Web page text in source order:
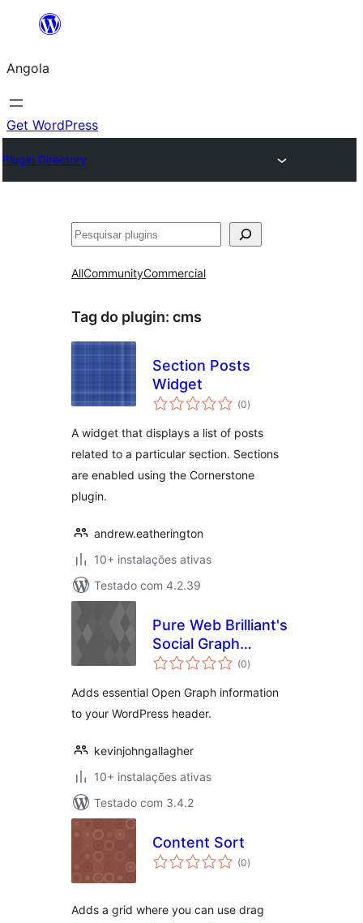
Saltar
o
conteúdo
Angola
Get WordPress
Plugin Directory
Pesquisar
AllCommunityCommercial
Tag do plugin: cms
Section Posts
Widget
(0avaliações
totais
)
A widget that displays a list of posts
related to a particular section. Sections
are enabled using the Cornerstone
plugin.
andrew.eatherington
10+ instalações ativas
Testado com 4.2.39
Pure Web Brilliant's
Social Graph
Control
(0avaliações
totais
)
Adds essential Open Graph information
to your WordPress header.
kevinjohngallagher
10+ instalações ativas
Testado com 3.4.2
Content Sort
(0avaliações
totais
)
Adds a grid where you can use drag